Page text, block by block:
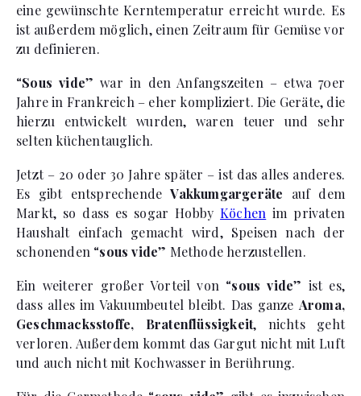
eine gewünschte Kerntemperatur erreicht wurde. Es
ist außerdem möglich, einen Zeitraum für Gemüse vor
zu definieren.
“Sous vide” war in den Anfangszeiten – etwa 70er
Jahre in Frankreich – eher kompliziert. Die Geräte, die
hierzu entwickelt wurden, waren teuer und sehr
selten küchentauglich.
Jetzt – 20 oder 30 Jahre später – ist das alles anderes.
Es gibt entsprechendeVakkumgargeräte auf dem
Markt, so dass es sogar HobbyKöchen im privaten
Haushalt einfach gemacht wird, Speisen nach der
schonenden “sous vide” Methode herzustellen.
Ein weiterer großer Vorteil von “sous vide” ist es,
dass alles im Vakuumbeutel bleibt. Das ganze Aroma,
Geschmacksstoffe, Bratenflüssigkeit, nichts geht
verloren. Außerdem kommt das Gargut nicht mit Luft
und auch nicht mit Kochwasser in Berührung.